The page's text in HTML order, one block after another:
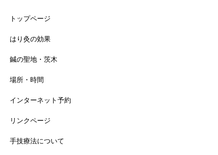
トップページ
はり灸の効果
鍼の聖地・茨木
場所・時間
インターネット予約
リンクページ
手技療法について